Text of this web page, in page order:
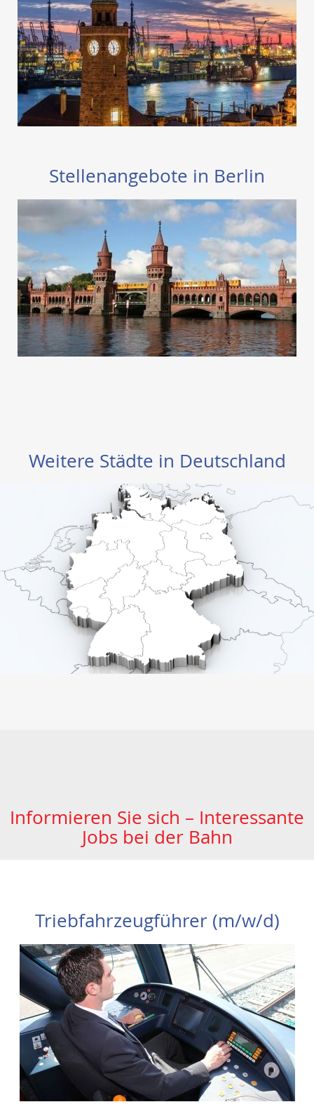
Stellenangebote in Berlin
Weitere Städte in Deutschland
Informieren Sie sich – Interessante
Jobs bei der Bahn
Triebfahrzeugführer (m/w/d)